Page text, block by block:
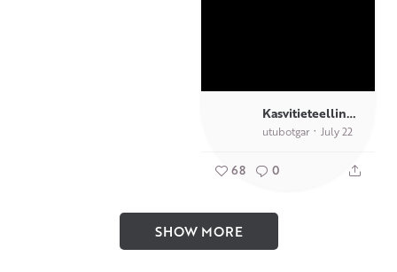
Kasvitieteellinen puutarha TY
utubotgar July 22
68 0
SHOW MORE